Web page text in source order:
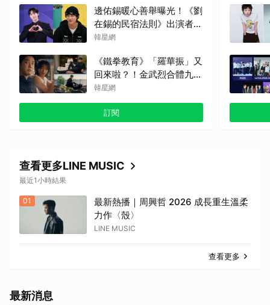
邊佑錫暖心善舉曝光！《劉
在錫的民宿法則》出演者透
露：因他的捐款，兒童患者
韓星網
《鐵拳教育》「羅華振」又
回來啦？！金武烈合體九雲
高中混混拍廣告，兩人嚇壞
反應笑翻劇迷：根本番外
篇！
韓星網
訂閱
查看更多LINE MUSIC
最近1小時結果
01
最新熱播｜周興哲 2026 成長重生溫柔
力作〈殼〉
LINE MUSIC
查看更多
最新消息